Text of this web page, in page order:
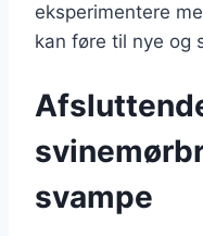
eksperimentere
kan føre til nye og
svampe